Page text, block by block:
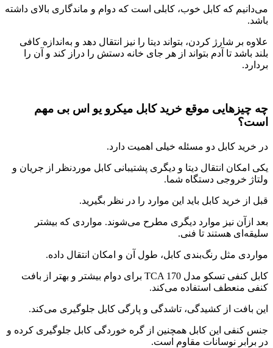
می‌دانیم که کابل خوب، کابلی است که دوام و ماندگاری بالای داشته
باشد.
علاوه بر شارژ کردن، بتواند دیتا را نیز انتقال دهد و به‌اندازه کافی
بلند باشد تا آدم بتواند از هر جای خانه دستش را دراز کند و آن را
بردارد.
چه چیزهایی موقع خرید کابل میکرو یو اس بی مهم
است؟
در خرید کابل دو مسئله خیلی اهمیت دارد.
یکی امکان انتقال دیتا و دیگری پشتیبانی کابل موردنظر از جریان و
ولتاژ خروجی دستگاه شما.
قبل از خرید کابل باید این موارد را در نظر بگیرید.
بعد ازآن نیز موارد دیگری مطرح می‌شوند. مواردی که بیشتر
سلیقه‌ای هستند تا فنی.
مواردی مثل رنگ‌بندی کابل، طول آن و امکان انتقال داده.
کابل کنفی تسکو مدل TCA 170 برای دوام بیشتر و بهتر از بافت
کنفی منعطف استفاده می‌کند.
این بافت از کشیدگی، تاشدگی و پارگی کابل جلوگیری می‌کند.
جنس کنفی این کابل همچنین از گره خوردگی کابل جلوگیری کرده و
در برابر نوسانات مقاوم است.